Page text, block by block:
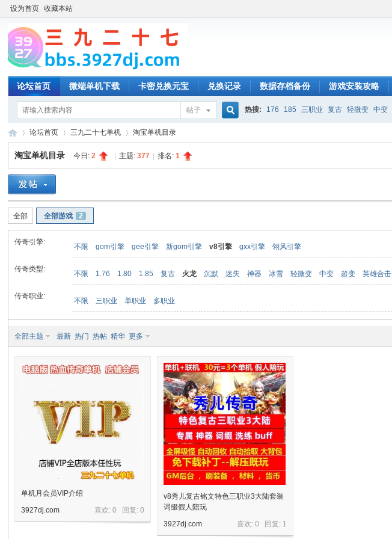
设为首页 收藏本站
论坛首页 微端单机下载 卡密兑换元宝 兑换记录 数据存档备份 游戏安装攻略
帖子 热搜: 176 185 三职业 复古 轻微变 中变
»
论坛首页 三九二十七单机 淘宝单机目录
淘宝单机目录 今日:2 主题:377 排名:1
全部 全部游戏 2
传奇引擎:
不限 gom引擎 gee引擎 新gom引擎 v8引擎 gxx引擎 翎风引擎
传奇类型:
不限 1.76 1.80 1.85 复古 火龙 沉默 迷失 神器 冰雪 轻微变 中变 超变 英雄合击
传奇职业:
不限 三职业 单职业 多职业
全部主题 最新 热门 热帖 精华 更多
单机月会员VIP介绍
喜欢: 0 回复:0
3927dj.com
v8秀儿复古铭文特色三职业3大陆套装
词缀假人陪玩
喜欢: 0 回复: 1
3927dj.com